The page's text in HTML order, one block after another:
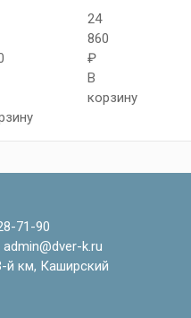
24
860
₽
В
корзину
71-90
k.ru
км, Каширский